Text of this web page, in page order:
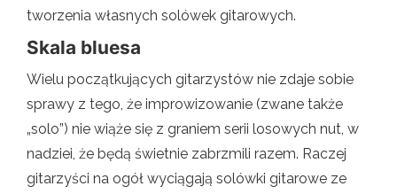
tworzenia własnych solówek gitarowych.
Skala bluesa
Wielu początkujących gitarzystów nie zdaje sobie
sprawy z tego, że improwizowanie (zwane także
„solo”) nie wiąże się z graniem serii losowych nut, w
nadziei, że będą świetnie zabrzmili razem. Raczej
gitarzyści na ogół wyciągają solówki gitarowe ze